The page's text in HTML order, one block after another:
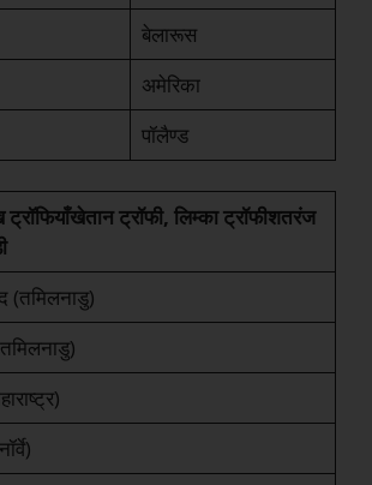
बेलारूस
अमेरिका
पॉलैण्ड
खेतान ट्रॉफी, लिम्का ट्रॉफीशतरंज
(तमिलनाडु)